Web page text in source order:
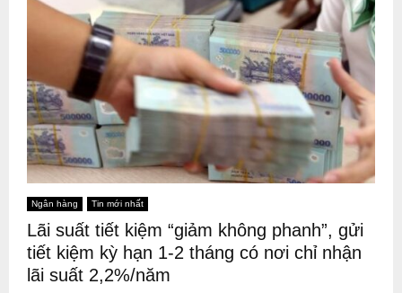
Ngân hàng Tin mới nhất
Lãi suất tiết kiệm “giảm không phanh”, gửi
tiết kiệm kỳ hạn 1-2 tháng có nơi chỉ nhận
lãi suất 2,2%/năm